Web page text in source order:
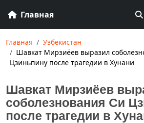
Главная
Главная
Узбекистан
Шавкат Мирзиёев выразил
Цзиньпину после трагедии в Хунани
Шавкат Мирзиёев
соболезнования Си
после трагедии в